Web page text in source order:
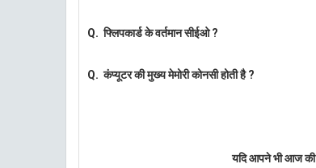
Q. फ्लिपकार्ड के वर्तमान सीईओ ?
Q. कंप्यूटर की मुख्य मेमोरी कोनसी होती है ?
यदि आपने भी आज की